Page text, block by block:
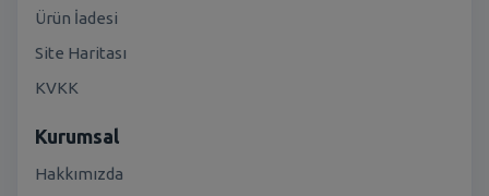
Ürün İadesi
Site Haritası
KVKK
Kurumsal
Hakkımızda